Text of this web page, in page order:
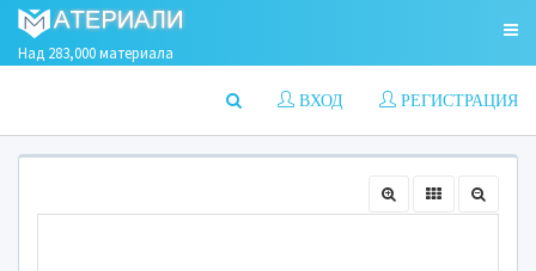
Над 283,000 материала
РЕГИСТРАЦИЯ
ВХОД